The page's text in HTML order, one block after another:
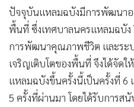
•
กองทุนรวม
• Celeb Online
• Factcheck
• ญี่ปุ่น
• News1
• Gotomanager
ปัจจุบันแหลมฉบังมีการพัฒนาอย่
พื้นที่ ซึ่งเทศบาลนครแหลมฉบัง
การพัฒนาคุณภาพชีวิต และระ
เจริญเติบโตของพื้นที่ จึงได้จัด
แหลมฉบังขึ้นครั้งนี้เป็นครั้งที่ 6
5 ครั้งที่ผ่านมา โดยได้รับการ